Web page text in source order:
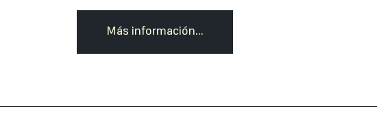
Más información...